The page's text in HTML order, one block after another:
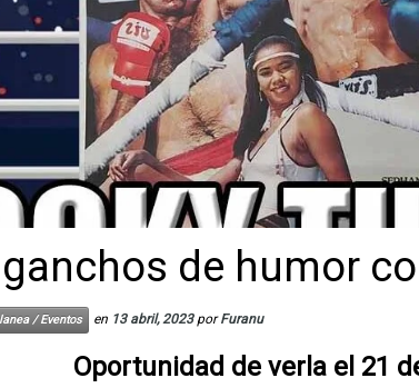
de humor
/ Eventos en 13 abril, 2023 porFuranu
Oportunidad de verla el 21